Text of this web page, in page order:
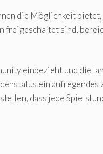
die Möglichkeit
sind,
einbezieht und die
ein
dass jede